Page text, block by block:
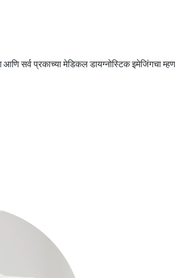
आणि सर्व प्रकाच्या मेडिकल डायग्नोस्टिक इमेजिंगचा